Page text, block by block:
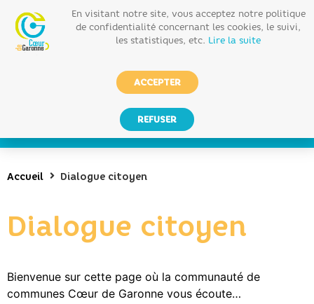
Accueil Dialogue citoyen
Dialogue citoyen
Bienvenue sur cette page où la communauté de
communes Cœur de Garonne vous écoute…
En visitant notre site, vous acceptez notre politique
de confidentialité concernant les cookies, le suivi,
les statistiques, etc. Lire la suite
ACCEPTER
REFUSER